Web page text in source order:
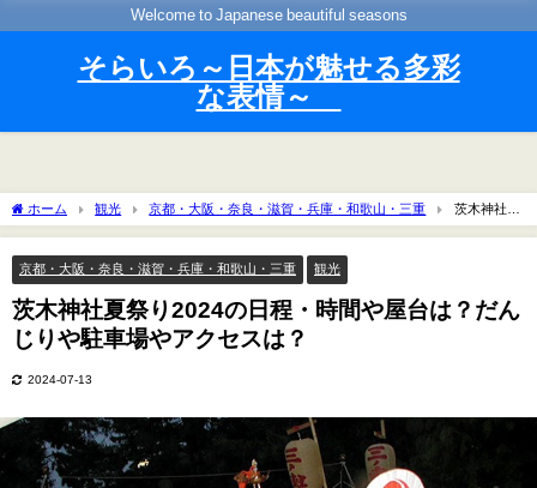
Welcome to Japanese beautiful seasons
そらいろ～日本が魅せる多彩
な表情～
ホーム 観光 京都・大阪・奈良・滋賀・兵庫・和歌山・三重
茨木神社夏
祭り2024の日程・時間や屋台は？だんじりや駐車場やアクセスは？
京都・大阪・奈良・滋賀・兵庫・和歌山・三重 観光
茨木神社夏祭り2024の日程・時間や屋台は？だん
じりや駐車場やアクセスは？
2024-07-13